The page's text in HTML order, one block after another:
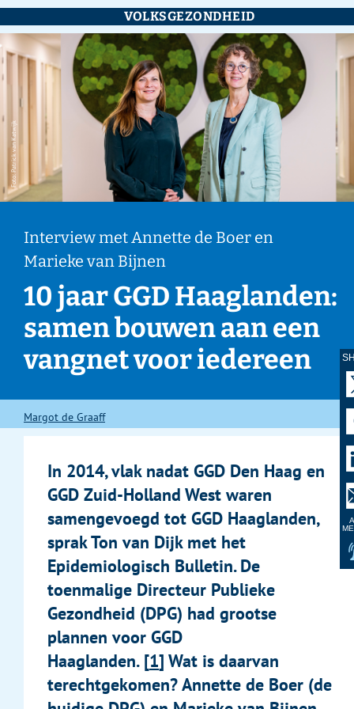
VOLKSGEZONDHEID
Foto: Patrick van Katwijk
Interview met Annette de Boer en
Marieke van Bijnen
10 jaar GGD Haaglanden:
samen bouwen aan een
vangnet voor iedereen
Margot de Graaff
In 2014, vlak nadat GGD Den Haag en
GGD Zuid-Holland West waren
samengevoegd tot GGD Haaglanden,
sprak Ton van Dijk met het
Epidemiologisch Bulletin. De
toenmalige Directeur Publieke
Gezondheid (DPG) had grootse
plannen voor GGD
Haaglanden. 1 Wat is daarvan
terechtgekomen? Annette de Boer (de